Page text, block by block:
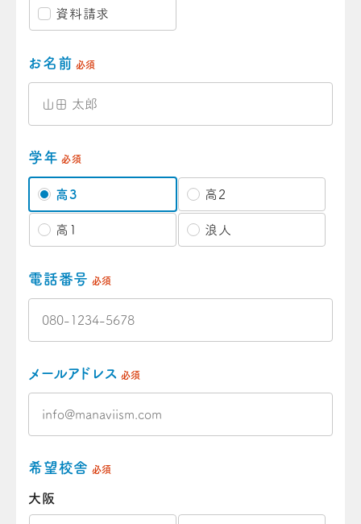
資料請求
お名前 必須
学年 必須
高3 高2
高1 浪人
電話番号 必須
メールアドレス 必須
希望校舎 必須
大阪